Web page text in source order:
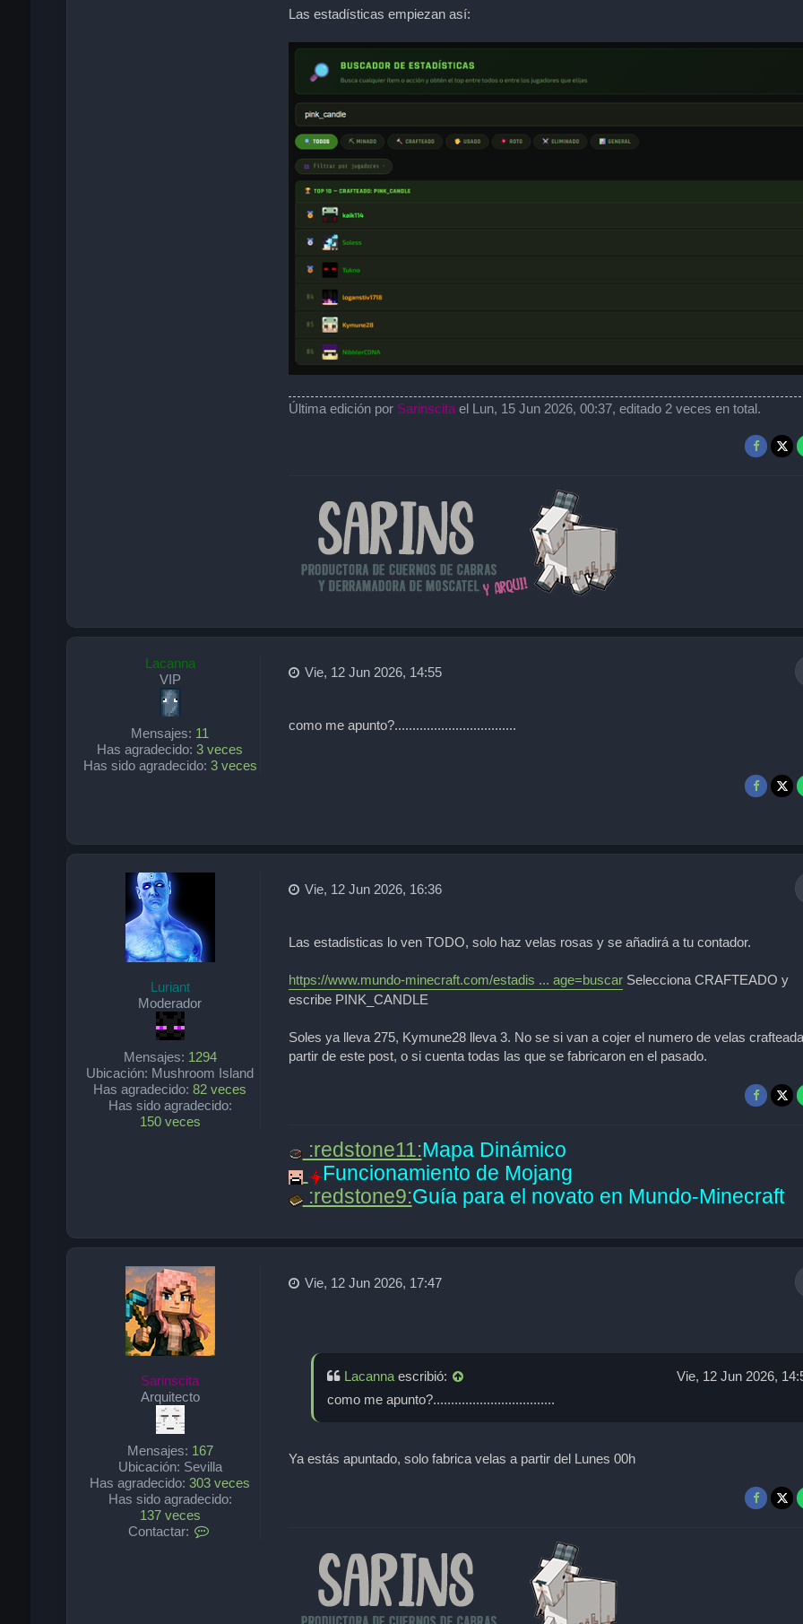
Las estadísticas empiezan así:
Última edición por Sarinscitael Lun, 15 Jun 2026, 00:37, editado 2 veces en total.
Lacanna
VIP
Mensajes: 11
Has agradecido: 3 veces
Has sido agradecido: 3 veces
Vie, 12 Jun 2026, 14:55
como me apunto?..................................
Luriant
Moderador
Mensajes: 1294
Ubicación: Mushroom Island
Has agradecido: 82 veces
Has sido agradecido:
150 veces
Vie, 12 Jun 2026, 16:36
Las estadisticas lo ven TODO, solo haz velas rosas y se añadirá a tu contador.
https://www.mundo-minecraft.com/estadis ... age=buscarSelecciona CRAFTEADO y
escribe PINK_CANDLE
Soles ya lleva 275, Kymune28 lleva 3. No se si van a cojer el numero de velas
partir de este post, o si cuenta todas las que se fabricaron en el pasado.
:redstone11:Mapa Dinámico
Funcionamiento de Mojang
:redstone9:Guía para el novato en Mundo-Minecraft
Sarinscita
Arquitecto
Mensajes: 167
Ubicación: Sevilla
Has agradecido: 303 veces
Has sido agradecido:
137 veces
Contactar:
Vie, 12 Jun 2026, 17:47
Lacannaescribió:
Vie, 12 Jun 2026,
como me apunto?..................................
Ya estás apuntado, solo fabrica velas a partir del Lunes 00h